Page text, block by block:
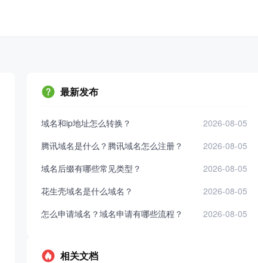
最新发布
域名和ip地址怎么转换？
2026-08-05
腾讯域名是什么？腾讯域名怎么注册？
2026-08-05
域名后缀有哪些常见类型？
2026-08-05
花生壳域名是什么域名？
2026-08-05
怎么申请域名？域名申请有哪些流程？
2026-08-05
相关文档